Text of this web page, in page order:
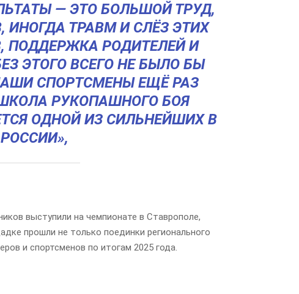
— ЭТО БОЛЬШОЙ ТРУД,
ИНОГДА ТРАВМ И СЛЁЗ ЭТИХ
ПОДДЕРЖКА РОДИТЕЛЕЙ И
ЭТОГО ВСЕГО НЕ БЫЛО БЫ
СПОРТСМЕНЫ ЕЩЁ РАЗ
РУКОПАШНОГО БОЯ
ОДНОЙ ИЗ СИЛЬНЕЙШИХ В
РОССИИ»,
выступили на чемпионате в Ставрополе,
прошли не только поединки регионального
и спортсменов по итогам 2025 года.